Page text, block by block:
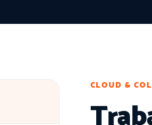
CLOUD &